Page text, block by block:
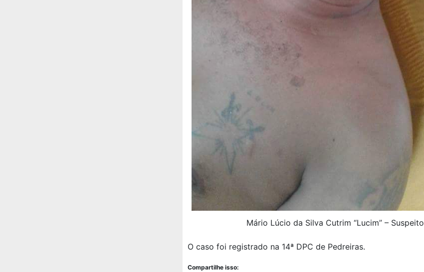
Mário Lúcio da Silva Cutrim “Lucim” – Suspeito
O caso foi registrado na 14ª DPC de Pedreiras.
Compartilhe isso: